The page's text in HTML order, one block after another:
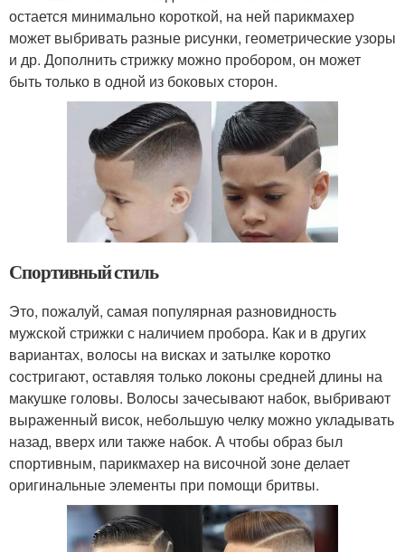
остается минимально короткой, на ней парикмахер
может выбривать разные рисунки, геометрические узоры
и др. Дополнить стрижку можно пробором, он может
быть только в одной из боковых сторон.
Спортивный стиль
Это, пожалуй, самая популярная разновидность
мужской стрижки с наличием пробора. Как и в других
вариантах, волосы на висках и затылке коротко
состригают, оставляя только локоны средней длины на
макушке головы. Волосы зачесывают набок, выбривают
выраженный висок, небольшую челку можно укладывать
назад, вверх или также набок. А чтобы образ был
спортивным, парикмахер на височной зоне делает
оригинальные элементы при помощи бритвы.